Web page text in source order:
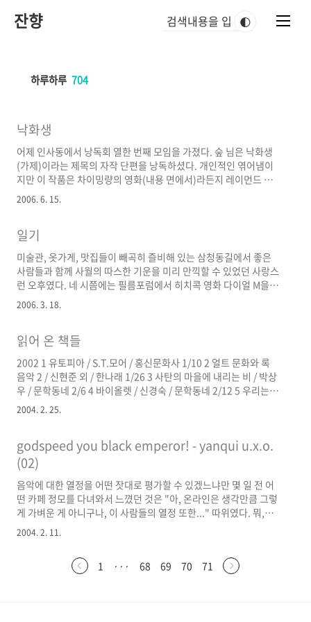
잔향 🌓
하루하루 704
낙화생
어제 인사동에서 낭독회 열한 번째 모임을 가졌다. 숲 님은 낙화생
(가제)이라는 제목의 자작 단편을 낭독하셨다. 개인적인 엮어냄이
지만 이 작품은 차이밍량의 영화(내용 면에서)라든지 레이먼드 카
버의 단편(형식), Czars의 음악(정서)과 공명하는 부분이 있었다.
그로테스크하고 우울한 이미지를 형상화시키는 극단적인 상황 하
외로움이 반복되는 지루한 일상"과 무감각하게 대면하고 있는 우리
립을 나는 이 소설의 키워드로 읽었는데, 솔직히 내용보단 이미지에
치중해서 멋대로 해석하며 낭독을 들었기 때문에 텍스트를 직접 읽
게 된다면 생각이 많이 바뀔 지도 모르것다. 신춘문예였나 아무튼
어디..
2006. 6. 15.
일기
미술관, 옷가게, 맛집들이 빼곡히 즐비해 있는 삼청동길에서 좋은
사람들과 함께 사월의 따스한 기운을 미리 만끽할 수 있었던 사랑스
런 오후였다. 네 시쯤에는 필름포럼에서 히치콕 영화 다이얼 M을 돌
려라 를 보았는데, 나 그렇게 스크린에 풍덩 빠져본 게 몇달 만인지
모르것다. 넘 잼있었다. 명불허전.
2006. 3. 18.
읽어 온 책들
2002 1 유토피아 / S.T.모어 / 홍신문화사 1/10 2 얼트 문화와 록
음악 2 / 신현준 외 / 한나래 1/26 3 사탄의 마을에 내리는 비 / 박상
우 / 문학동네 2/6 4 바이올렛 / 신경숙 / 문학동네 2/12 5 우리는 만
난 적이 있다 / 조경란 / 문학과지성사 4/29 6 쎄느강은 좌우를 나누
고 한강은 남북을 가른다 / 홍세화 / 한겨레신문사 5/3 7 옆집 여자 /
/ 자유문학사 5/9 9 기차는 7시에 떠나네 / 신경숙 / 문학과지성사
5/12 10 두려움과 떨림 / 아멜리 노통 / 열린책들 5/16 11 비둘기 /
파트리크 쥐스킨트 / 열린책들 5/18 12 날아라 밴드 뛰어라 인디 /
김종휘 외 / 해냄출판..
2004. 2. 25.
godspeed you black emperor! - yanqui u.x.o.
(02)
음악에 대한 열정을 어떤 잣대로 평가할 수 있겠느냐만 몇 일 전 어
떤 카페 정모를 다녀와서 느꼈던 것은 "아, 온라인은 생각만큼 그렇
게 가벼운 게 아니구나, 이 사람들의 열정 또한..." 따위였다. 뭐,
mp3로 듣는다고 그 사람은 음악을 사랑하는 사람이 아니라 말하는
것도 웃기겠지만 그 모임의 사람들은 그것을 넘어서는 어떤 것이 있
었다는 얘기다. 반면 난 내가 음악을 진짜 좋아하기나 하는 건지 자
문해 볼 수밖에 없었다. 음악을 얼마나 많이 듣고 많이 아느냐를 떠
2004. 2. 11.
1 ··· 68 69 70 71